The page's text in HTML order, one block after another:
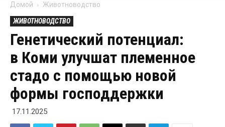
Домой Животноводство
ЖИВОТНОВОДСТВО
Генетический потенциал:
в Коми улучшат племенное
стадо с помощью новой
формы господдержки
17.11.2025